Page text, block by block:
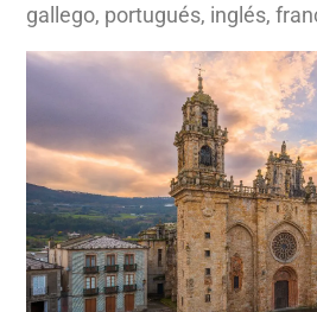
gallego, portugués, inglés,